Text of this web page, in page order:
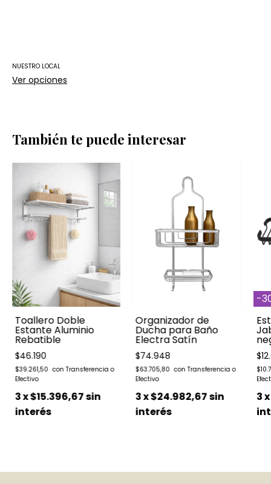
NUESTRO LOCAL
Ver opciones
También te puede interesar
Toallero Doble
Estante Aluminio
Rebatible
$46.190
$39.261,50
3x$15.396,67sin
interés
Organizador de
Ducha para Baño
Electra Satín
$74.948
$63.705,80
3x$24.982,67sin
interés
-
3x